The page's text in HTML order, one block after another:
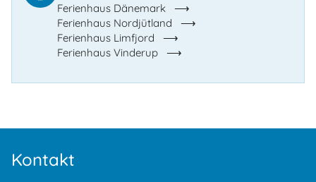
Ferienhaus Dänemark
Ferienhaus Nordjütland
Ferienhaus Limfjord
Ferienhaus Vinderup
Kontakt